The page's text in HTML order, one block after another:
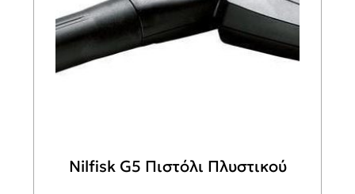
Nilfisk G5 Πιστόλι Πλυστικού